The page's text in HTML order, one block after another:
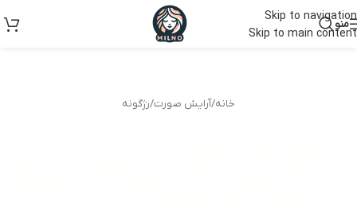
Skip to navigation
Skip to main content
منو
خانه/آرایش صورت/رژگونه